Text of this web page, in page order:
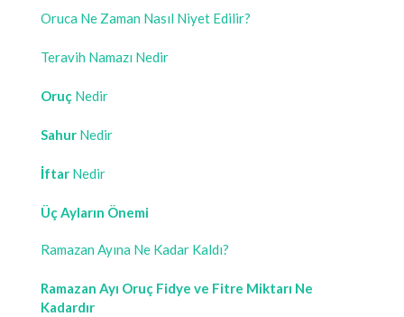
Oruca Ne Zaman Nasıl Niyet Edilir?
Teravih Namazı Nedir
Oruç Nedir
Sahur Nedir
İftar Nedir
Üç Ayların Önemi
Ramazan Ayına Ne Kadar Kaldı?
Ramazan Ayı Oruç Fidye ve Fitre Miktarı Ne
Kadardır